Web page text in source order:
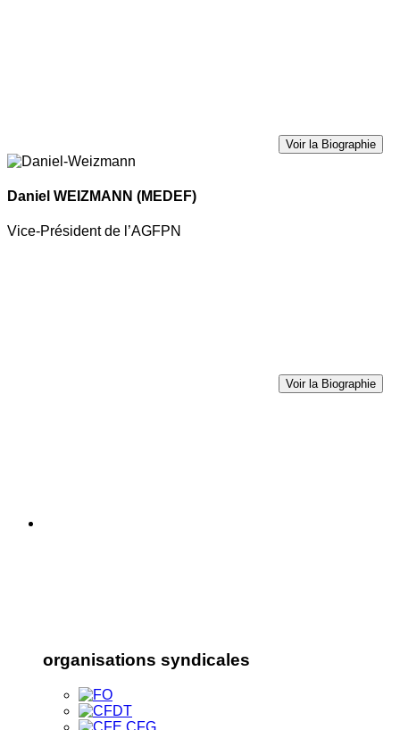
Voir la Biographie
Daniel WEIZMANN (MEDEF)
Vice-Président de l’AGFPN
Voir la Biographie
organisations syndicales